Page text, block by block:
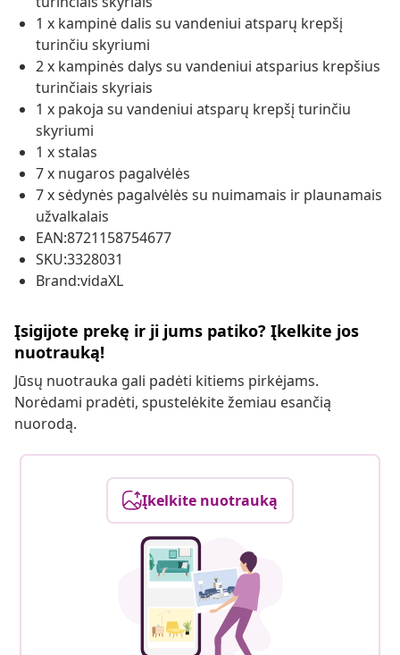
1 x kampinė dalis su vandeniui atsparų krepšį
turinčiu skyriumi
2 x kampinės dalys su vandeniui atsparius krepšius
turinčiais skyriais
1 x pakoja su vandeniui atsparų krepšį turinčiu
skyriumi
1 x stalas
7 x nugaros pagalvėlės
7 x sėdynės pagalvėlės su nuimamais ir plaunamais
užvalkalais
EAN:8721158754677
SKU:3328031
Brand:vidaXL
Įsigijote prekę ir ji jums patiko? Įkelkite jos
nuotrauką!
Jūsų nuotrauka gali padėti kitiems pirkėjams.
Norėdami pradėti, spustelėkite žemiau esančią
nuorodą.
Įkelkite nuotrauką